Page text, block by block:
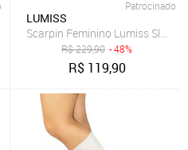
Salto Alto Grosso Coturno
Patrocinado
LUMISS
Scarpin Feminino Lumiss
R$229,90 - 48%
R$ 119,90